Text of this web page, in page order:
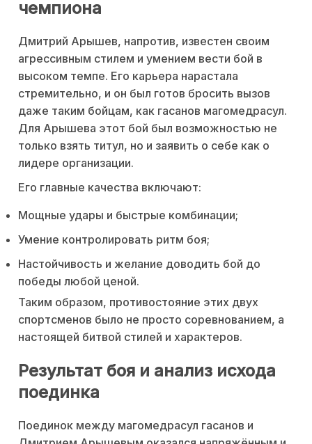
чемпиона
Дмитрий Арышев, напротив, известен своим
агрессивным стилем и умением вести бой в
высоком темпе. Его карьера нарастала
стремительно, и он был готов бросить вызов
даже таким бойцам, как гасанов магомедрасул.
Для Арышева этот бой был возможностью не
только взять титул, но и заявить о себе как о
лидере организации.
Его главные качества включают:
Мощные удары и быстрые комбинации;
Умение контролировать ритм боя;
Настойчивость и желание доводить бой до
победы любой ценой.
Таким образом, противостояние этих двух
спортсменов было не просто соревнованием, а
настоящей битвой стилей и характеров.
Результат боя и анализ исхода
поединка
Поединок между магомедрасул гасанов и